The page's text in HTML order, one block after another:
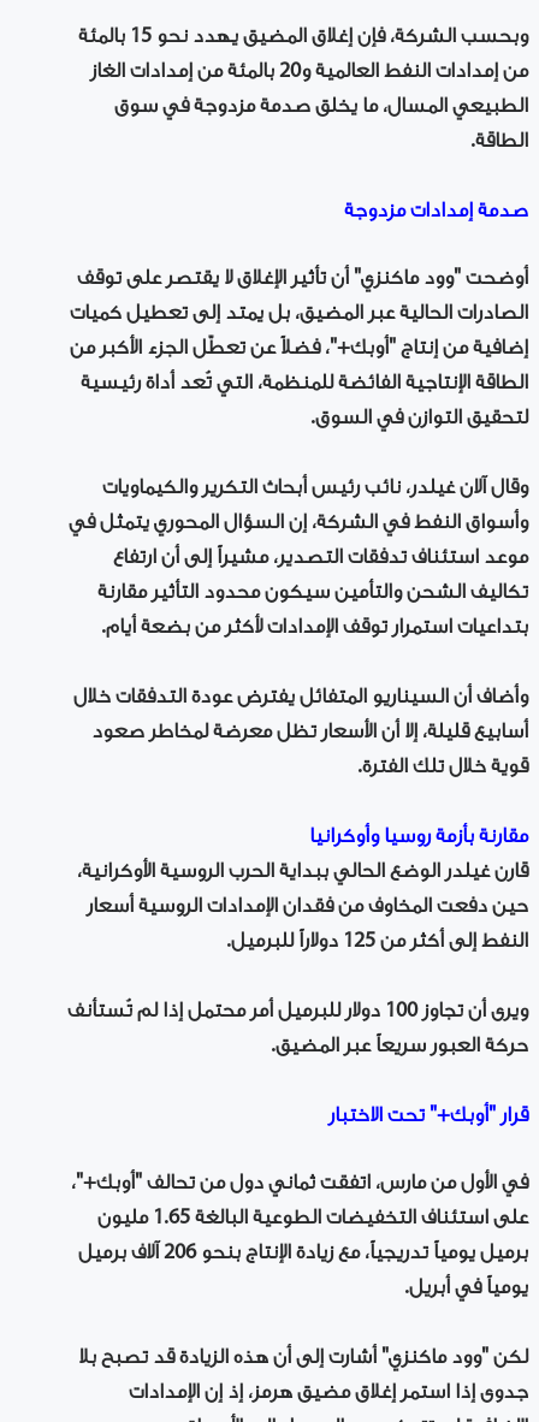
وبحسب الشركة، فإن إغلاق المضيق يهدد نحو 15 بالمئة
من إمدادات النفط العالمية و20 بالمئة من إمدادات الغاز
الطبيعي المسال، ما يخلق صدمة مزدوجة في سوق
الطاقة.
صدمة إمدادات مزدوجة
أوضحت "وود ماكنزي" أن تأثير الإغلاق لا يقتصر على توقف
الصادرات الحالية عبر المضيق، بل يمتد إلى تعطيل كميات
إضافية من إنتاج "أوبك+"، فضلاً عن تعطّل الجزء الأكبر من
الطاقة الإنتاجية الفائضة للمنظمة، التي تُعد أداة رئيسية
لتحقيق التوازن في السوق.
وقال آلان غيلدر، نائب رئيس أبحاث التكرير والكيماويات
وأسواق النفط في الشركة، إن السؤال المحوري يتمثل في
موعد استئناف تدفقات التصدير، مشيراً إلى أن ارتفاع
تكاليف الشحن والتأمين سيكون محدود التأثير مقارنة
بتداعيات استمرار توقف الإمدادات لأكثر من بضعة أيام.
وأضاف أن السيناريو المتفائل يفترض عودة التدفقات خلال
أسابيع قليلة، إلا أن الأسعار تظل معرضة لمخاطر صعود
قوية خلال تلك الفترة.
مقارنة بأزمة روسيا وأوكرانيا
قارن غيلدر الوضع الحالي ببداية الحرب الروسية الأوكرانية،
حين دفعت المخاوف من فقدان الإمدادات الروسية أسعار
النفط إلى أكثر من 125 دولاراً للبرميل.
ويرى أن تجاوز 100 دولار للبرميل أمر محتمل إذا لم تُستأنف
حركة العبور سريعاً عبر المضيق.
قرار "أوبك+" تحت الاختبار
في الأول من مارس، اتفقت ثماني دول من تحالف "أوبك+"،
على استئناف التخفيضات الطوعية البالغة 1.65 مليون
برميل يومياً تدريجياً، مع زيادة الإنتاج بنحو 206 آلاف برميل
يومياً في أبريل.
لكن "وود ماكنزي" أشارت إلى أن هذه الزيادة قد تصبح بلا
جدوى إذا استمر إغلاق مضيق هرمز، إذ إن الإمدادات